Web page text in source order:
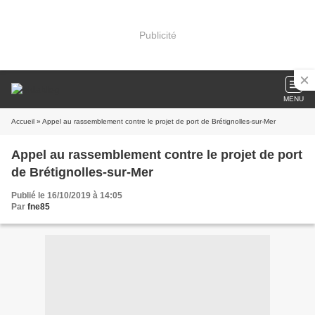
Publicité
MENU
Accueil » Appel au rassemblement contre le projet de port de Brétignolles-sur-Mer
Appel au rassemblement contre le projet de port
de Brétignolles-sur-Mer
Publié le 16/10/2019 à 14:05
Par fne85